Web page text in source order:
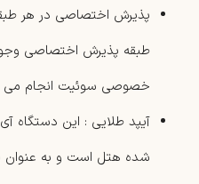
پذیرش اختصاصی در هر
خصوصی سوئیت انجام می‌
‌شده هتل است و به عنوان